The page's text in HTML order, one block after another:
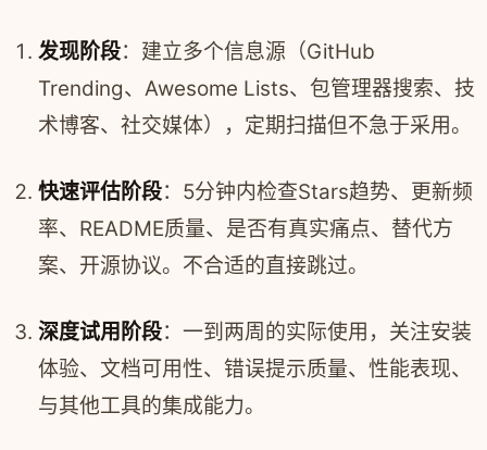
发现阶段：建立多个信息源（GitHub
Trending、Awesome Lists、包管理器搜索、技
术博客、社交媒体），定期扫描但不急于采用。
快速评估阶段：5分钟内检查Stars趋势、更新频
率、README质量、是否有真实痛点、替代方
案、开源协议。不合适的直接跳过。
深度试用阶段：一到两周的实际使用，关注安装
体验、文档可用性、错误提示质量、性能表现、
与其他工具的集成能力。